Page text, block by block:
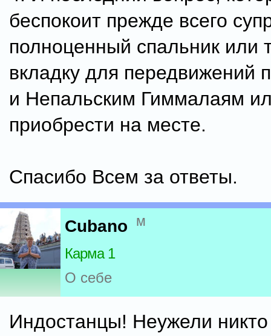
беспокоит прежде всего
полноценный спальник или
вкладку для передвижений
и Непальским Гиммалаям
приобрести на месте.
Спасибо Всем за ответы.
Cubano м
Карма 1
О себе
Индостанцы! Неужели